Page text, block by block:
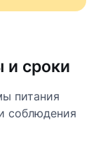
сроки
питания
соблюдения